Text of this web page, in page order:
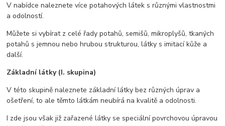
V nabídce naleznete více potahových látek s různými vlastnostmi
a odolností.
Můžete si vybírat z celé řady potahů, semišů, mikroplyšů, tkaných
potahů s jemnou nebo hrubou strukturou, látky s imitací kůže a
další.
Základní látky (I. skupina)
V této skupině naleznete základní látky bez různých úprav a
ošetření, to ale těmto látkám neubírá na kvalitě a odolnosti.
I zde jsou však již zařazené látky se speciální povrchovou úpravou